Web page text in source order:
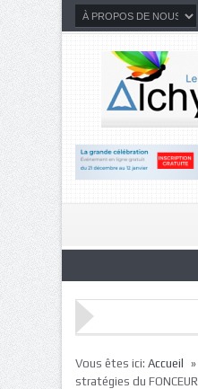
Vous êtes ici: Accueil »
stratégies du FONCEUR